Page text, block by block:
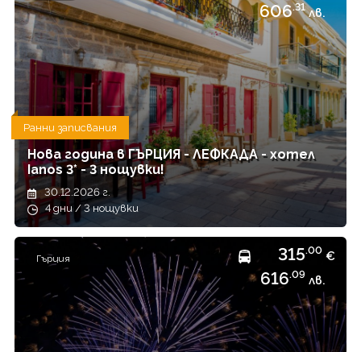
606.31 лв.
Ранни записвания
Нова година в ГЪРЦИЯ - ЛЕФКАДА - хотел
Ianos 3* - 3 нощувки!
30.12.2026 г.
4 дни / 3 нощувки
Гърция 315.00 €
616.09 лв.